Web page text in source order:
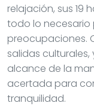
relajación, sus 19
todo lo necesario
preocupaciones.
salidas
alcance de la
acertada para
tranquilidad.